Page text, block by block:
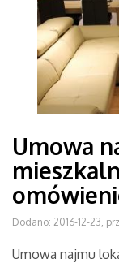
Umowa
Dodano: 2016-12-23,
Umowa najmu